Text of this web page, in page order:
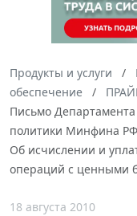
Продукты и услуги
обеспечение
Письмо
политики Минфина РФ
Об исчислении и
операций с ценными
18 августа 2010